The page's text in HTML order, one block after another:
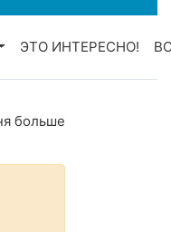
ЭТО ИНТЕРЕСНО!
больше